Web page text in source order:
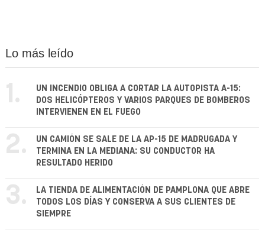
Lo más leído
1.
UN INCENDIO OBLIGA A CORTAR LA AUTOPISTA A-15:
DOS HELICÓPTEROS Y VARIOS PARQUES DE BOMBEROS
INTERVIENEN EN EL FUEGO
2.
UN CAMIÓN SE SALE DE LA AP-15 DE MADRUGADA Y
TERMINA EN LA MEDIANA: SU CONDUCTOR HA
RESULTADO HERIDO
3.
LA TIENDA DE ALIMENTACIÓN DE PAMPLONA QUE ABRE
TODOS LOS DÍAS Y CONSERVA A SUS CLIENTES DE
SIEMPRE